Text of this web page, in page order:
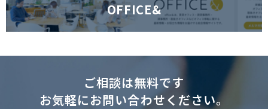
OFFICE&
ご相談は無料です
お気軽にお問い合わせください。